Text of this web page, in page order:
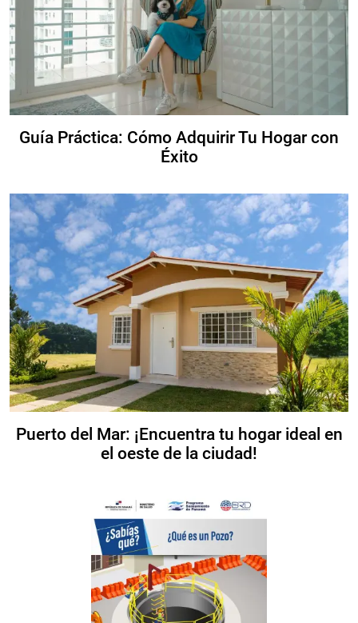
Guía Práctica: Cómo Adquirir Tu Hogar con
Éxito
Puerto del Mar: ¡Encuentra tu hogar ideal en
el oeste de la ciudad!